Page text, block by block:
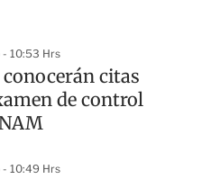
- 10:53 Hrs
citas
de control
- 10:49 Hrs